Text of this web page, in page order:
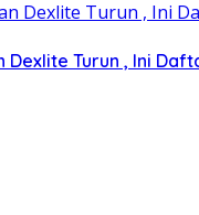
Turun , Ini